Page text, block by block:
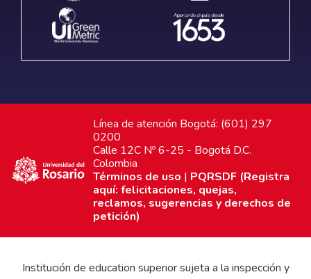
Línea de atención Bogotá: (601) 297
0200
Calle 12C Nº 6-25 - Bogotá D.C.
Colombia
Términos de uso | PQRSDF (Registra
aquí: felicitaciones, quejas,
reclamos, sugerencias y derechos de
petición)
Institución de education superior sujeta a la inspección y